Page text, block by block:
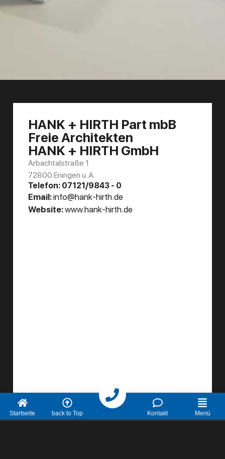
HANK + HIRTH Part mbB
Freie Architekten
HANK + HIRTH GmbH
Arbachtalstraße 1
72800 Eningen u. A.
Telefon: 07121/9843 - 0
Email:info@hank-hirth.de
Website:www.hank-hirth.de
Startseite back to Top Kontakt Menü